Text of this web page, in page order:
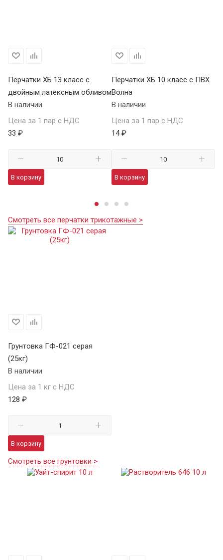
Перчатки ХБ 13 класс с
двойным латексным обливом
В наличии
Цена за 1 пар с НДС
33 ₽
В корзину
Перчатки ХБ 10 класс с ПВХ
Волна
В наличии
Цена за 1 пар с НДС
14 ₽
В корзину
Смотреть все перчатки трикотажные >
Грунтовка ГФ-021 серая
(25кг)
В наличии
Цена за 1 кг с НДС
128 ₽
В корзину
Смотреть все грунтовки >